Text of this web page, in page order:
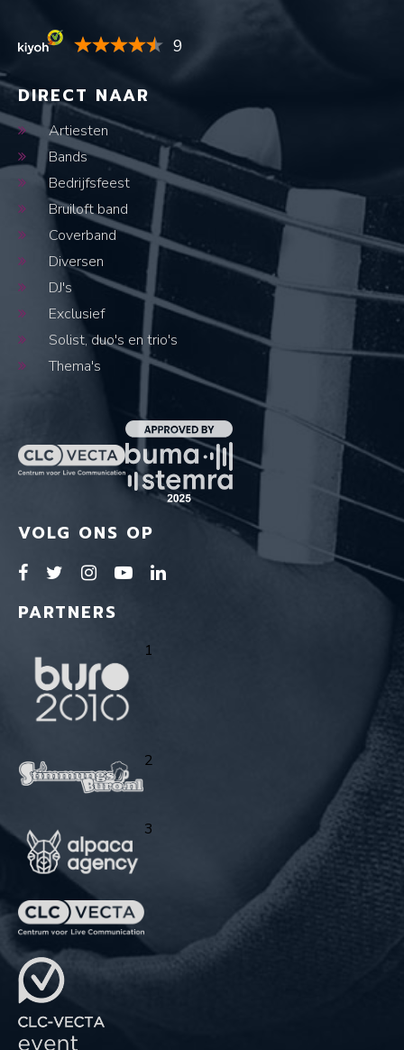
9
DIRECT NAAR
Artiesten
Bands
Bedrijfsfeest
Bruiloft band
Coverband
Diversen
DJ's
Exclusief
Solist, duo's en trio's
Thema's
VOLG ONS OP
PARTNERS
1
2
3